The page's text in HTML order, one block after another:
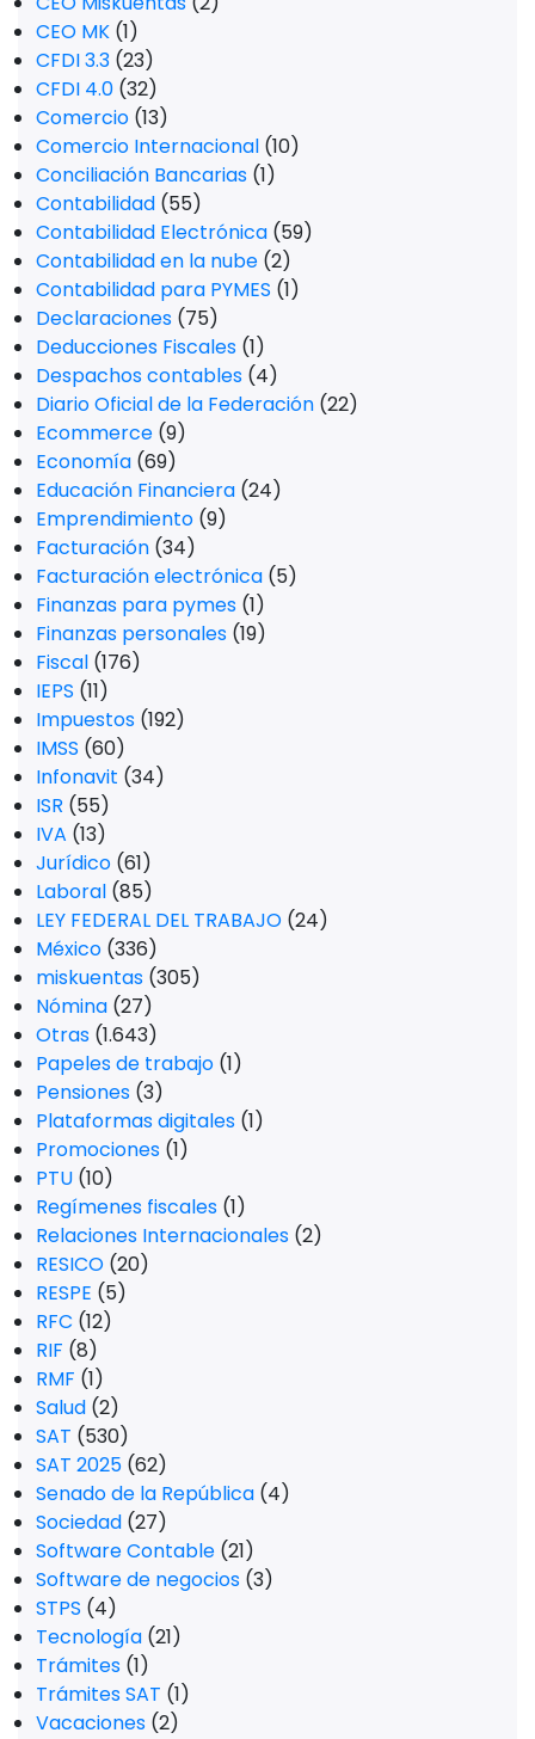
CEO MK (1)
CFDI 3.3 (23)
CFDI 4.0 (32)
Comercio (13)
Comercio Internacional (10)
Conciliación Bancarias (1)
Contabilidad (55)
Contabilidad Electrónica (59)
Contabilidad en la nube (2)
Contabilidad para PYMES (1)
Declaraciones (75)
Deducciones Fiscales (1)
Despachos contables (4)
Diario Oficial de la Federación (22)
Ecommerce (9)
Economía (69)
Educación Financiera (24)
Emprendimiento (9)
Facturación (34)
Facturación electrónica (5)
Finanzas para pymes (1)
Finanzas personales (19)
Fiscal (176)
IEPS (11)
Impuestos (192)
IMSS (60)
Infonavit (34)
ISR (55)
IVA (13)
Jurídico (61)
Laboral (85)
LEY FEDERAL DEL TRABAJO (24)
México (336)
miskuentas (305)
Nómina (27)
Otras (1.643)
Papeles de trabajo (1)
Pensiones (3)
Plataformas digitales (1)
Promociones (1)
PTU (10)
Regímenes fiscales (1)
Relaciones Internacionales (2)
RESICO (20)
RESPE (5)
RFC (12)
RIF (8)
RMF (1)
Salud (2)
SAT (530)
SAT 2025 (62)
Senado de la República (4)
Sociedad (27)
Software Contable (21)
Software de negocios (3)
STPS (4)
Tecnología (21)
Trámites (1)
Trámites SAT (1)
Vacaciones (2)